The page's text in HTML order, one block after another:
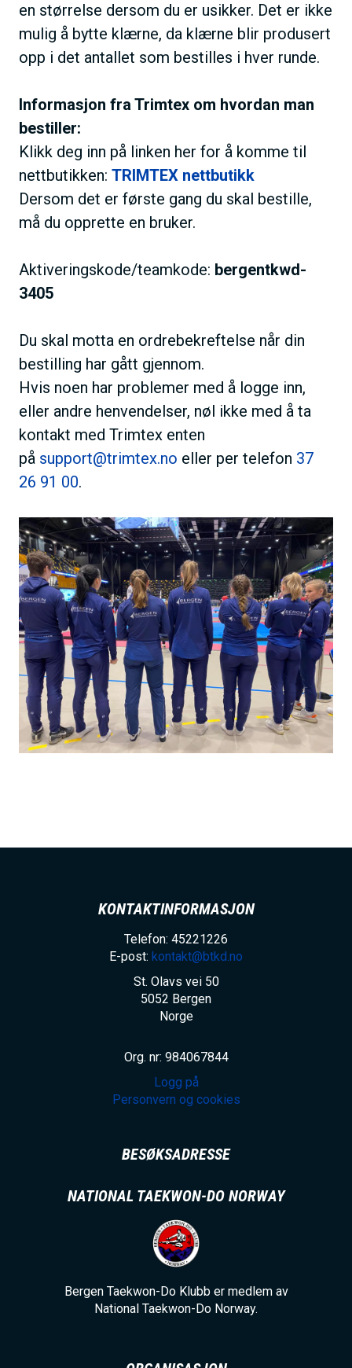
en størrelse dersom du er usikker. Det er ikke
mulig å bytte klærne, da klærne blir produsert
opp i det antallet som bestilles i hver runde.
Informasjon fra Trimtex om hvordan man
bestiller:
Klikk deg inn på linken her for å komme til
nettbutikken: TRIMTEX nettbutikk
Dersom det er første gang du skal bestille,
må du opprette en bruker.
Aktiveringskode/teamkode: bergentkwd-
3405
Du skal motta en ordrebekreftelse når din
bestilling har gått gjennom.
Hvis noen har problemer med å logge inn,
eller andre henvendelser, nøl ikke med å ta
kontakt med Trimtex enten
på support@trimtex.no eller per telefon 37
26 91 00.
KONTAKTINFORMASJON
Telefon: 45221226
E-post: kontakt@btkd.no
St. Olavs vei 50
5052 Bergen
Norge
Org. nr: 984067844
Logg på
Personvern og cookies
BESØKSADRESSE
NATIONAL TAEKWON-DO NORWAY
Bergen Taekwon-Do Klubb er medlem av
National Taekwon-Do Norway.